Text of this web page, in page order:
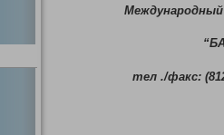
тел ./факс: